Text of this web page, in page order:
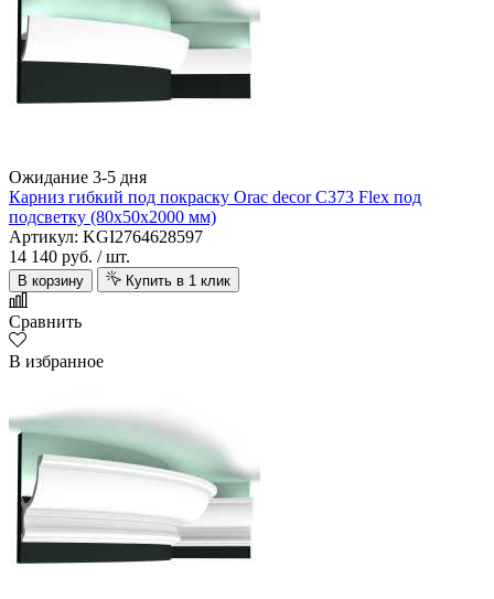
Ожидание 3-5 дня
Карниз гибкий под покраску Orac decor C373 Flex под
подсветку (80х50х2000 мм)
Артикул: KGI2764628597
14 140 руб. / шт.
В корзину Купить в 1 клик
Сравнить
В избранное